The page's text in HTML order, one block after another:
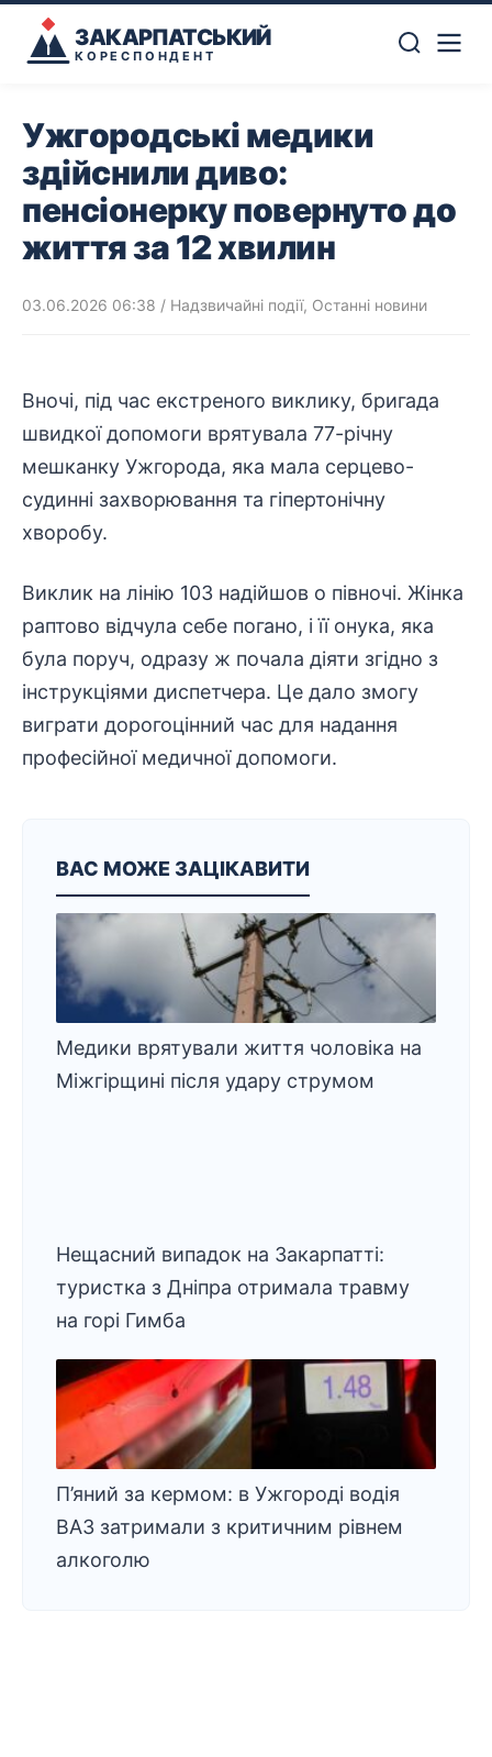
ЗАКАРПАТСЬКИЙ
КОРЕСПОНДЕНТ
Ужгородські медики
здійснили диво:
пенсіонерку повернуто до
життя за 12 хвилин
03.06.2026 06:38 / Надзвичайні події, Останні новини
Вночі, під час екстреного виклику, бригада
швидкоїдопомоги врятувала 77-річну
мешканку Ужгорода, яка мала серцево-
судинні захворювання та гіпертонічну
хворобу.
Виклик на лінію 103 надійшов о півночі. Жінка
раптово відчула себе погано, і її онука, яка
була поруч, одразу ж почала діяти згідно з
інструкціями диспетчера. Це дало змогу
виграти дорогоцінний час для надання
професійноїмедичної допомоги.
ВАС МОЖЕ ЗАЦІКАВИТИ
Медики врятували життя чоловіка на
Міжгірщині після удару струмом
Нещасний випадок на Закарпатті:
туристка з Дніпра отримала травму
на горі Гимба
П’яний за кермом: в Ужгороді водія
ВАЗ затримали з критичним рівнем
алкоголю